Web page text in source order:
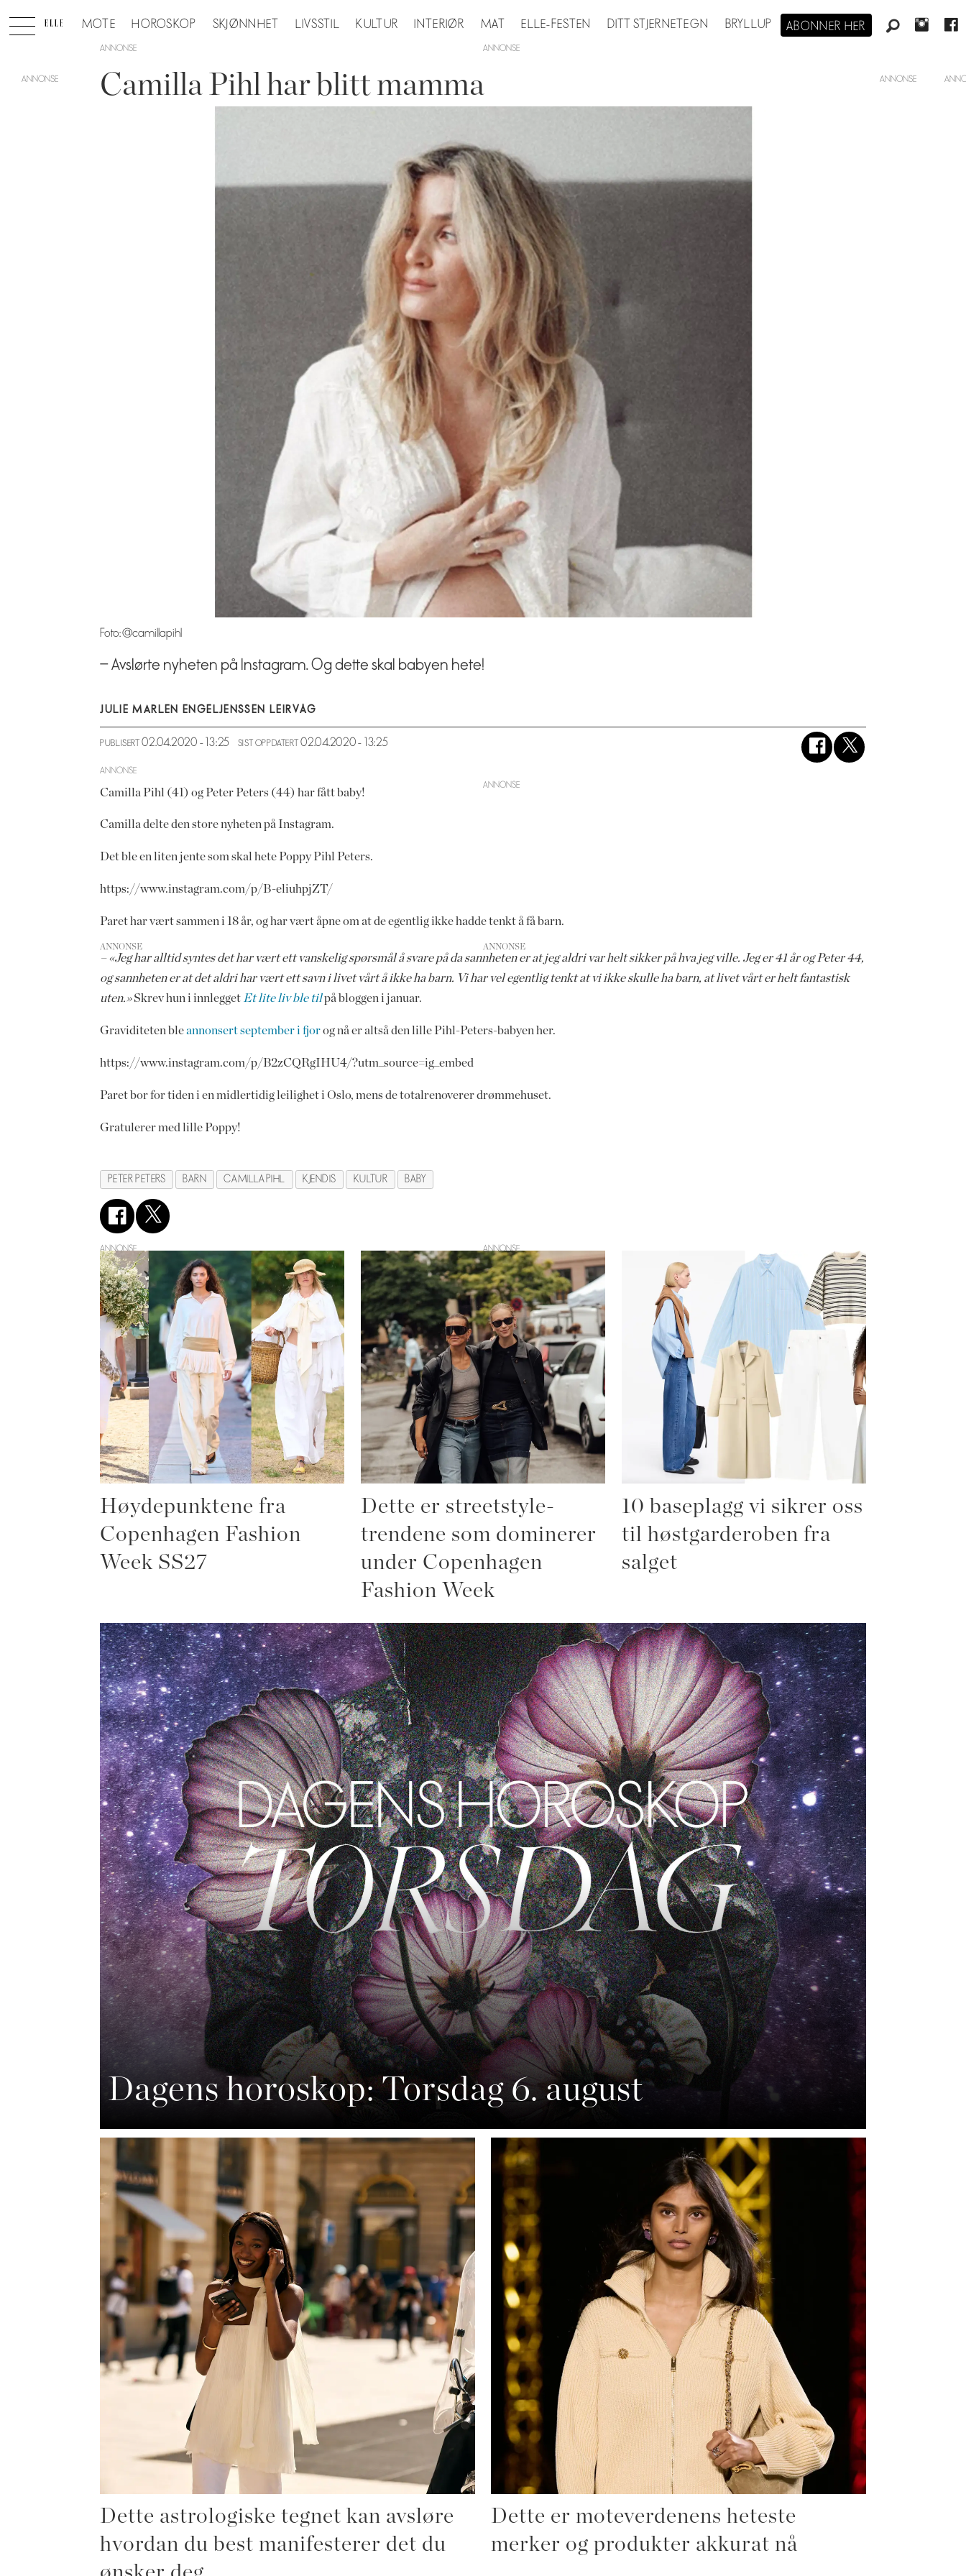
MOTE HOROSKOP SKJØNNHET LIVSSTIL KULTUR INTERIØR MAT ELLE-FESTEN DITT STJERNETEGN BRYLLUP ABONNER HER
ANNONSE
Camilla Pihl har blitt mamma
Foto: @camillapihl
– Avslørte nyheten på Instagram. Og dette skal babyen hete!
JULIE MARLEN ENGELJENSSEN LEIRVÅG
PUBLISERT 02.04.2020 - 13:25 SIST OPPDATERT 02.04.2020 - 13:25
ANNONSE
Camilla Pihl (41) og Peter Peters (44) har fått baby!
Camilla delte den store nyheten på Instagram.
Det ble en liten jente som skal hete Poppy Pihl Peters.
https://www.instagram.com/p/B-eliuhpjZT/
Paret har vært sammen i 18 år, og har vært åpne om at de egentlig ikke hadde tenkt å få barn.
ANNONSE
– «Jeg har alltid syntes det har vært ett vanskelig spørsmål å svare på da sannheten er at jeg aldri var helt sikker på hva jeg ville. Jeg er 41 år og Peter 44,
og sannheten er at det aldri har vært ett savn i livet vårt å ikke ha barn. Vi har vel egentlig tenkt at vi ikke skulle ha barn, at livet vårt er helt fantastisk
uten.»Skrev hun i innlegget Et lite liv ble tilpå bloggen i januar.
Graviditeten bleannonsert september i fjorog nå er altså den lille Pihl-Peters-babyen her.
https://www.instagram.com/p/B2zCQRgIHU4/?utm_source=ig_embed
Paret bor for tiden i en midlertidig leilighet i Oslo, mens de totalrenoverer drømmehuset.
Gratulerer med lille Poppy!
PETER PETERS BARN CAMILLA PIHL KJENDIS KULTUR BABY
ANNONSE
Høydepunktene fra
Copenhagen Fashion
Week SS27
Dette er streetstyle-
trendene som dominerer
under Copenhagen
Fashion Week
10 baseplagg vi sikrer oss
til høstgarderoben fra
salget
Dagens horoskop: Torsdag 6. august
Dette astrologiske tegnet kan avsløre
hvordan du best manifesterer det du
Dette er moteverdenens heteste
merker og produkter akkurat nå
ANNONSE